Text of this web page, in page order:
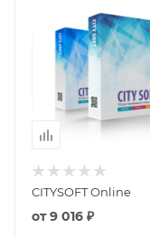
CITYSOFT Online
от9 016 ₽